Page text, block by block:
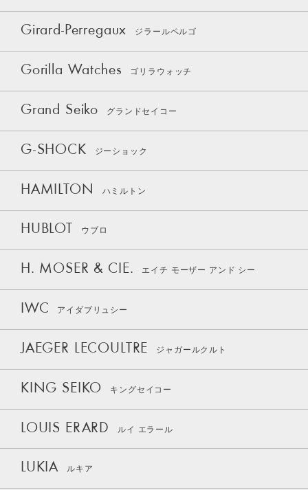
Girard-Perregaux ジラールペルゴ
Gorilla Watches ゴリラウォッチ
Grand Seiko グランドセイコー
G-SHOCK ジーショック
HAMILTON ハミルトン
HUBLOT ウブロ
H. MOSER & CIE. エイチ モーザー アンド シー
IWC アイダブリュシー
JAEGER LECOULTRE ジャガールクルト
KING SEIKO キングセイコー
LOUIS ERARD ルイ エラール
LUKIA ルキア